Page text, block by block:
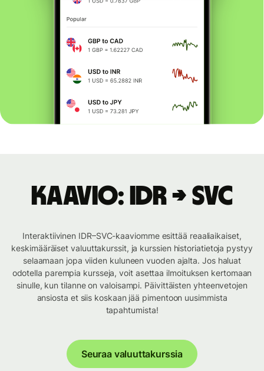
Kaavio: IDR → SVC
Interaktiivinen IDR–SVC-kaaviomme esittää reaaliaikaiset,
keskimääräiset valuuttakurssit, ja kurssien historiatietoja pystyy
selaamaan jopa viiden kuluneen vuoden ajalta. Jos haluat
odotella parempia kursseja, voit asettaa ilmoituksen kertomaan
sinulle, kun tilanne on valoisampi. Päivittäisten yhteenvetojen
ansiosta et siis koskaan jää pimentoon uusimmista
tapahtumista!
Seuraa valuuttakurssia